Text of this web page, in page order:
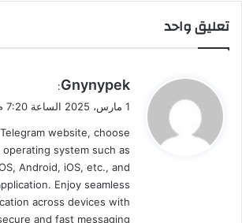
تعليق واحد
ي
ل
Gnynypek
:
1 مارس، 2025 الساعة 7:20 م
website, choose
system such as
Android, iOS, etc., and
Enjoy seamless
across devices with
and fast messaging